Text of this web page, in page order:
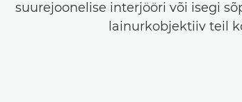
suurejoonelise interjööri või isegi
lainurkobjektiiv teil